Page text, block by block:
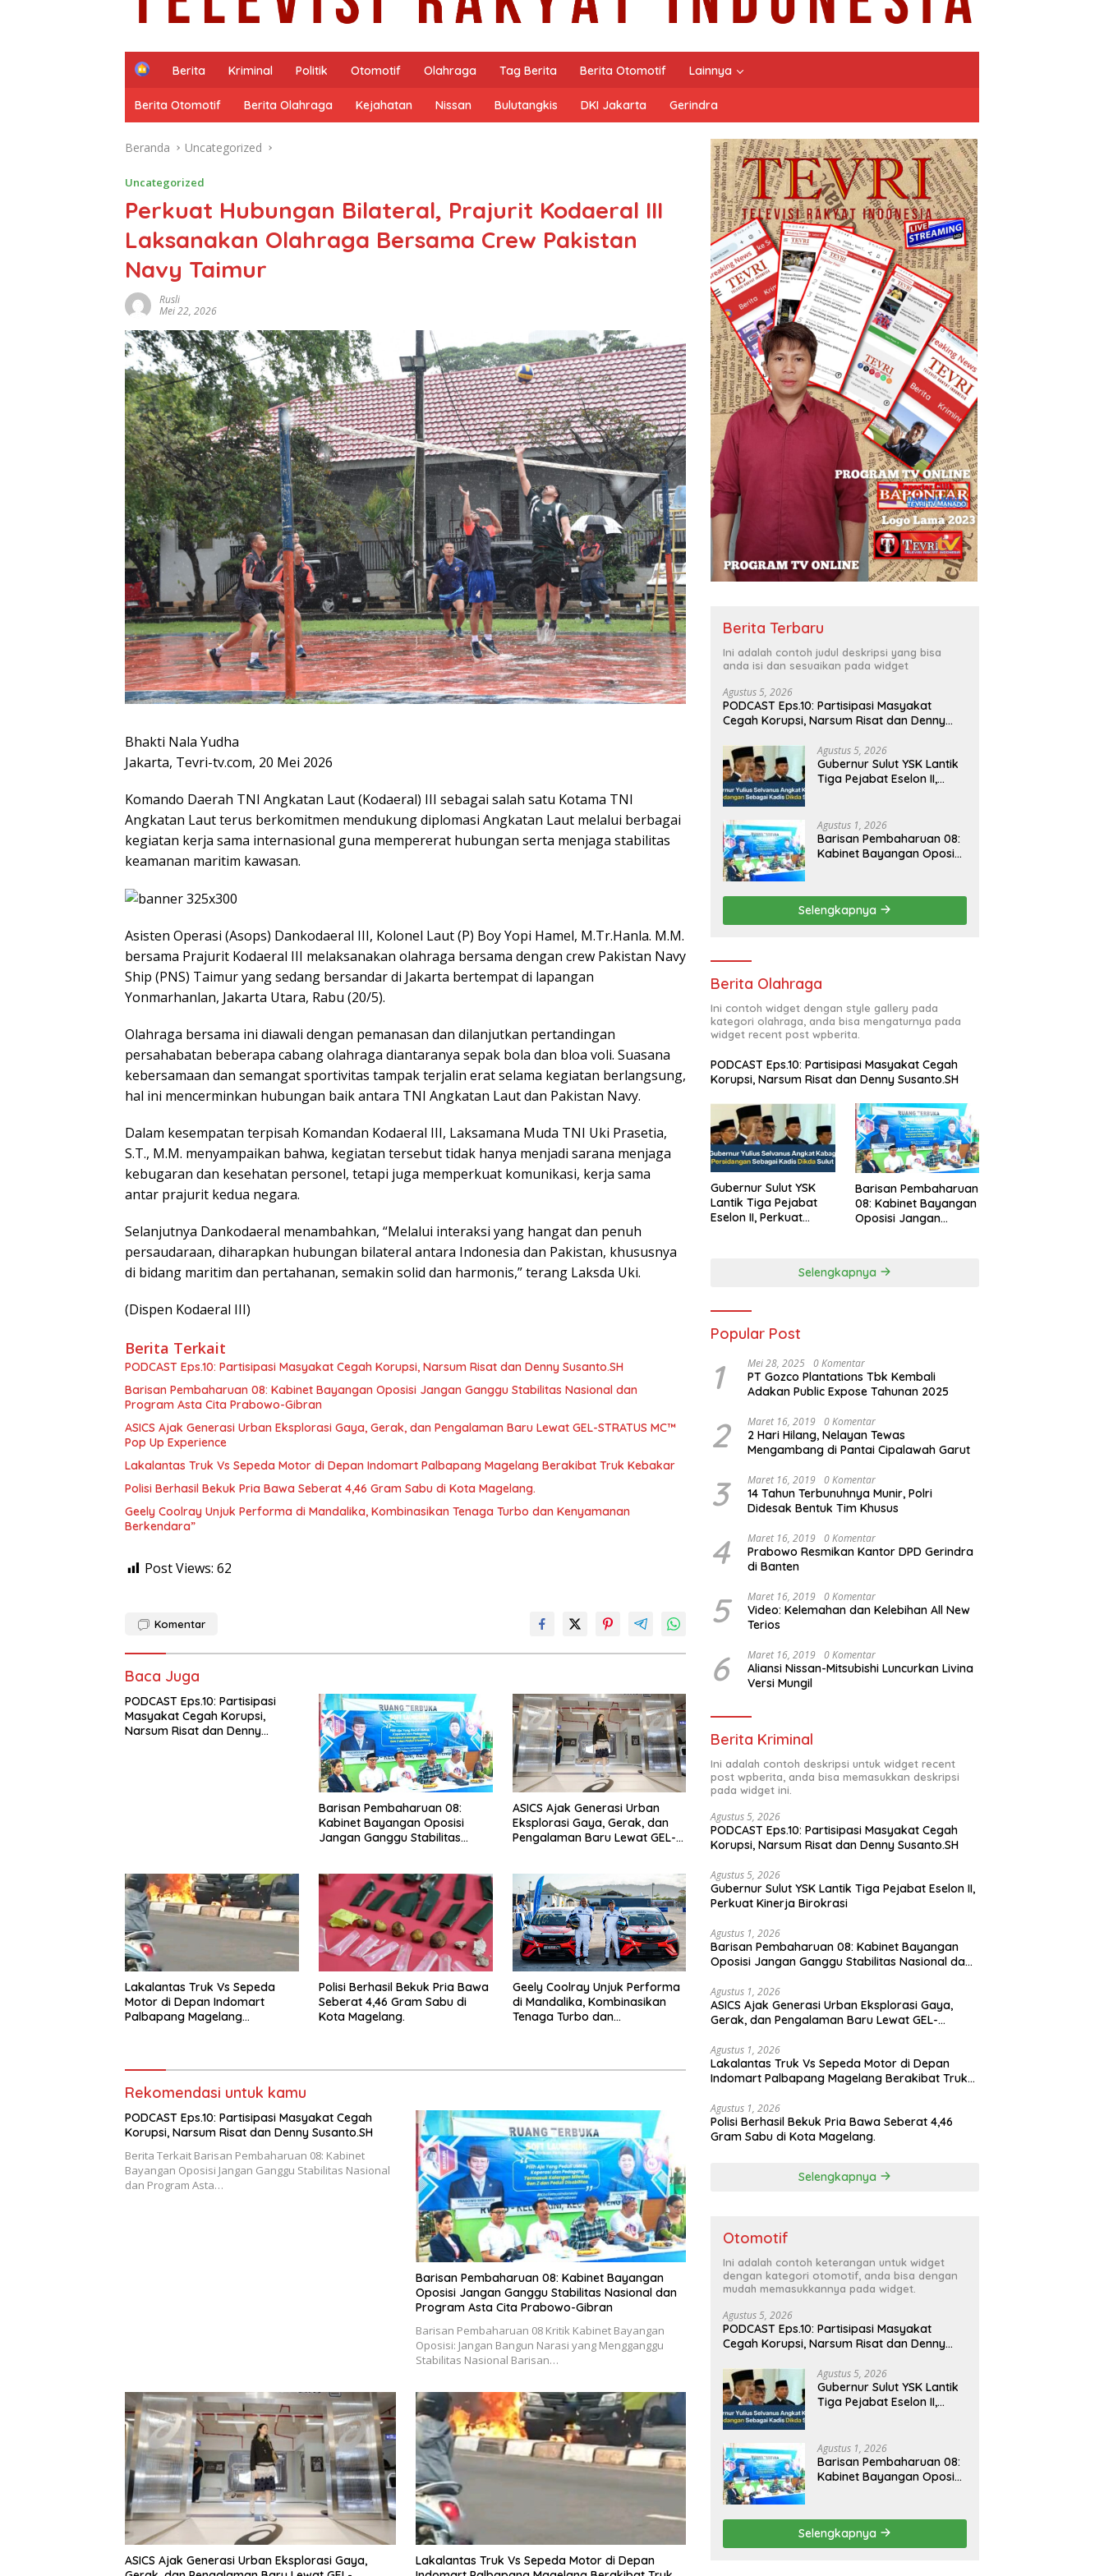
H
m
e
Berita Kriminal Politik Otomotif Olahraga Tag Berita Berita Otomotif Lainnya
Berita Otomotif Berita Olahraga Kejahatan Nissan Bulutangkis DKI Jakarta Gerindra
Beranda Uncategorized
Uncategorized
Perkuat Hubungan Bilateral, Prajurit Kodaeral III
Laksanakan Olahraga Bersama Crew Pakistan
Navy Taimur
Rusli
Mei 22, 2026
Bhakti Nala Yudha
Jakarta, Tevri-tv.com, 20 Mei 2026
Komando Daerah TNI Angkatan Laut (Kodaeral) III sebagai salah satu Kotama TNI
Angkatan Laut terus berkomitmen mendukung diplomasi Angkatan Laut melalui berbagai
kegiatan kerja sama internasional guna mempererat hubungan serta menjaga stabilitas
keamanan maritim kawasan.
Asisten Operasi (Asops) Dankodaeral III, Kolonel Laut (P) Boy Yopi Hamel, M.Tr.Hanla. M.M.
bersama Prajurit Kodaeral III melaksanakan olahraga bersama dengan crew Pakistan Navy
Ship (PNS) Taimur yang sedang bersandar di Jakarta bertempat di lapangan
Yonmarhanlan, Jakarta Utara, Rabu (20/5).
Olahraga bersama ini diawali dengan pemanasan dan dilanjutkan pertandingan
persahabatan beberapa cabang olahraga diantaranya sepak bola dan bloa voli. Suasana
kebersamaan dan semangat sportivitas tampak terjalin erat selama kegiatan berlangsung,
hal ini mencerminkan hubungan baik antara TNI Angkatan Laut dan Pakistan Navy.
Dalam kesempatan terpisah Komandan Kodaeral III, Laksamana Muda TNI Uki Prasetia,
S.T., M.M. menyampaikan bahwa, kegiatan tersebut tidak hanya menjadi sarana menjaga
kebugaran dan kesehatan personel, tetapi juga memperkuat komunikasi, kerja sama
antar prajurit kedua negara.
Selanjutnya Dankodaeral menambahkan, “Melalui interaksi yang hangat dan penuh
persaudaraan, diharapkan hubungan bilateral antara Indonesia dan Pakistan, khususnya
di bidang maritim dan pertahanan, semakin solid dan harmonis,” terang Laksda Uki.
(Dispen Kodaeral III)
Berita Terkait
PODCAST Eps.10: Partisipasi Masyakat Cegah Korupsi, Narsum Risat dan Denny Susanto.SH
Barisan Pembaharuan 08: Kabinet Bayangan Oposisi Jangan Ganggu Stabilitas Nasional dan
Program Asta Cita Prabowo-Gibran
ASICS Ajak Generasi Urban Eksplorasi Gaya, Gerak, dan Pengalaman Baru Lewat GEL-STRATUS MC™
Pop Up Experience
Lakalantas Truk Vs Sepeda Motor di Depan Indomart Palbapang Magelang Berakibat Truk Kebakar
Polisi Berhasil Bekuk Pria Bawa Seberat 4,46 Gram Sabu di Kota Magelang.
Geely Coolray Unjuk Performa di Mandalika, Kombinasikan Tenaga Turbo dan Kenyamanan
Berkendara”
Post Views: 62
Komentar
Baca Juga
PODCAST Eps.10: Partisipasi
Masyakat Cegah Korupsi,
Narsum Risat dan Denny
Barisan Pembaharuan 08:
Kabinet Bayangan Oposisi
Jangan Ganggu Stabilitas
ASICS Ajak Generasi Urban
Eksplorasi Gaya, Gerak, dan
Pengalaman Baru Lewat GEL-
Lakalantas Truk Vs Sepeda
Motor di Depan Indomart
Palbapang Magelang
Polisi Berhasil Bekuk Pria Bawa
Seberat 4,46 Gram Sabu di
Kota Magelang.
Geely Coolray Unjuk Performa
di Mandalika, Kombinasikan
Tenaga Turbo dan
Rekomendasi untuk kamu
PODCAST Eps.10: Partisipasi Masyakat Cegah
Korupsi, Narsum Risat dan Denny Susanto.SH
Berita Terkait Barisan Pembaharuan 08: Kabinet
Bayangan Oposisi Jangan Ganggu Stabilitas Nasional
dan Program Asta…
Barisan Pembaharuan 08: Kabinet Bayangan
Oposisi Jangan Ganggu Stabilitas Nasional dan
Program Asta Cita Prabowo-Gibran
Barisan Pembaharuan 08 Kritik Kabinet Bayangan
Oposisi: Jangan Bangun Narasi yang Mengganggu
Stabilitas Nasional Barisan…
ASICS Ajak Generasi Urban Eksplorasi Gaya,
Lakalantas Truk Vs Sepeda Motor di Depan
Berita Terbaru
Ini adalah contoh judul deskripsi yang bisa
anda isi dan sesuaikan pada widget
Agustus 5, 2026
PODCAST Eps.10: Partisipasi Masyakat
Cegah Korupsi, Narsum Risat dan Denny
Agustus 5, 2026
Gubernur Sulut YSK Lantik
Tiga Pejabat Eselon II,
Agustus 1, 2026
Barisan Pembaharuan 08:
Kabinet Bayangan Oposisi
Asta Cita Prabowo-Gibran
Selengkapnya
Berita Olahraga
Ini contoh widget dengan style gallery pada
kategori olahraga, anda bisa mengaturnya pada
widget recent post wpberita.
PODCAST Eps.10: Partisipasi Masyakat Cegah
Korupsi, Narsum Risat dan Denny Susanto.SH
Gubernur Sulut YSK
Lantik Tiga Pejabat
Eselon II, Perkuat
Barisan Pembaharuan
08: Kabinet Bayangan
Oposisi Jangan
Prabowo-Gibran
Selengkapnya
Popular Post
1 Mei 28, 2025 0 Komentar
PT Gozco Plantations Tbk Kembali
Adakan Public Expose Tahunan 2025
2 Maret 16, 2019 0 Komentar
2 Hari Hilang, Nelayan Tewas
Mengambang di Pantai Cipalawah Garut
3 Maret 16, 2019 0 Komentar
14 Tahun Terbunuhnya Munir, Polri
Didesak Bentuk Tim Khusus
4 Maret 16, 2019 0 Komentar
Prabowo Resmikan Kantor DPD Gerindra
di Banten
5 Maret 16, 2019 0 Komentar
Video: Kelemahan dan Kelebihan All New
Terios
6 Maret 16, 2019 0 Komentar
Aliansi Nissan-Mitsubishi Luncurkan Livina
Versi Mungil
Berita Kriminal
Ini adalah contoh deskripsi untuk widget recent
post wpberita, anda bisa memasukkan deskripsi
pada widget ini.
Agustus 5, 2026
PODCAST Eps.10: Partisipasi Masyakat Cegah
Korupsi, Narsum Risat dan Denny Susanto.SH
Agustus 5, 2026
Gubernur Sulut YSK Lantik Tiga Pejabat Eselon II,
Perkuat Kinerja Birokrasi
Agustus 1, 2026
Barisan Pembaharuan 08: Kabinet Bayangan
Oposisi Jangan Ganggu Stabilitas Nasional dan
Agustus 1, 2026
ASICS Ajak Generasi Urban Eksplorasi Gaya,
Gerak, dan Pengalaman Baru Lewat GEL-
Agustus 1, 2026
Lakalantas Truk Vs Sepeda Motor di Depan
Indomart Palbapang Magelang Berakibat Truk
Agustus 1, 2026
Polisi Berhasil Bekuk Pria Bawa Seberat 4,46
Gram Sabu di Kota Magelang.
Selengkapnya
Otomotif
Ini adalah contoh keterangan untuk widget
dengan kategori otomotif, anda bisa dengan
mudah memasukkannya pada widget.
Agustus 5, 2026
PODCAST Eps.10: Partisipasi Masyakat
Cegah Korupsi, Narsum Risat dan Denny
Agustus 5, 2026
Gubernur Sulut YSK Lantik
Tiga Pejabat Eselon II,
Agustus 1, 2026
Barisan Pembaharuan 08:
Kabinet Bayangan Oposisi
Asta Cita Prabowo-Gibran
Selengkapnya